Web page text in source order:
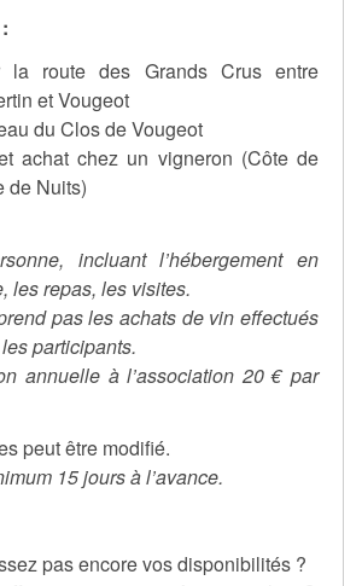
la route des Grands Crus entre
et Vougeot
du Clos de Vougeot
achat chez un vigneron (Côte de
de Nuits)
incluant l’hébergement en
les repas, les visites.
pas les achats de vin effectués
participants.
annuelle à l’association 20 € par
peut être modifié.
15 jours à l’avance.
pas encore vos disponibilités ?